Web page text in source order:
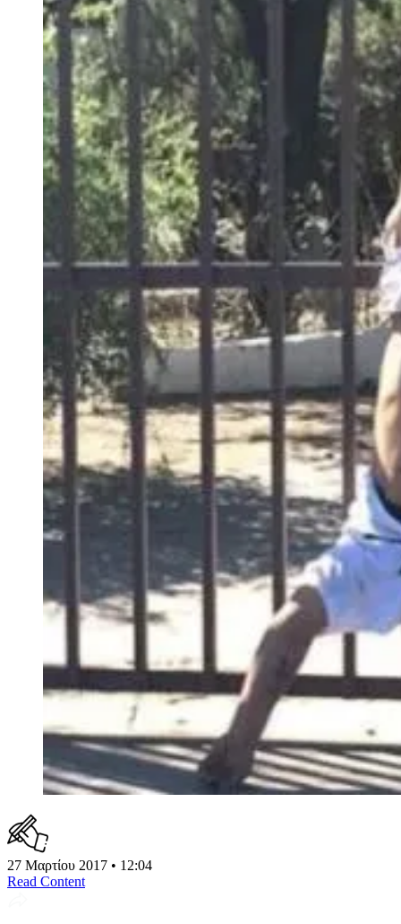
27 Μαρτίου 2017 • 12:04
Read Content